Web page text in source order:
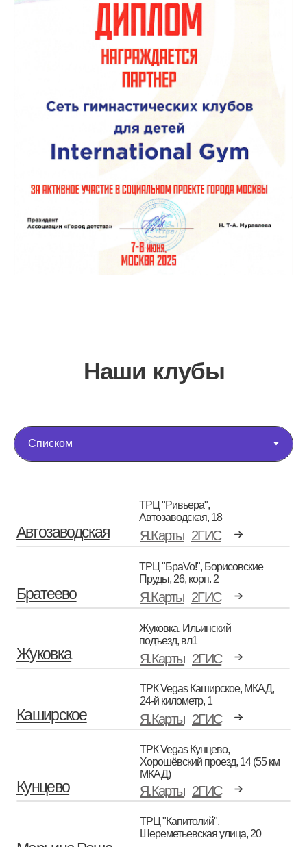
Наши клубы
Братеево
ТРЦ "БраVo!", Борисовские
Пруды, 26, корп. 2
Я.Карты 2ГИС
Жуковка
Жуковка, Ильинский
подъезд, вл1
2ГИС
Я.Карты
ТРЦ "Ривьера",
Автозаводская, 18
Автозаводская
Я.Карты 2ГИС
ТРЦ "Капитолий",
Шереметьевская улица, 20
Кунцево
ТРК Vegas Кунцево,
Хорошёвский проезд, 14 (55 км
МКАД)
Я.Карты 2ГИС
2ГИС
Я.Карты
ТРК Vegas Каширское, МКАД,
24-й километр, 1
Каширское